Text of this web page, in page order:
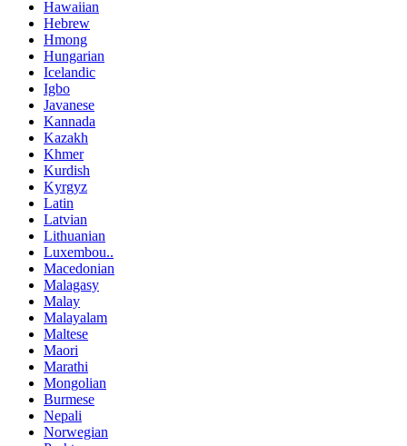
Hawaiian
Hebrew
Hmong
Hungarian
Icelandic
Igbo
Javanese
Kannada
Kazakh
Khmer
Kurdish
Kyrgyz
Latin
Latvian
Lithuanian
Luxembou..
Macedonian
Malagasy
Malay
Malayalam
Maltese
Maori
Marathi
Mongolian
Burmese
Nepali
Norwegian